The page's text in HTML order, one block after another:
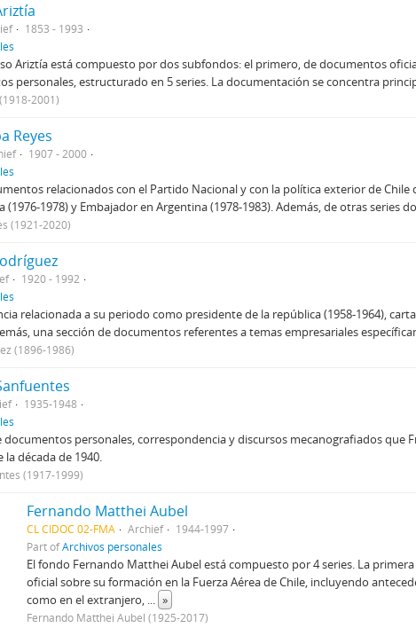
1853 - 1993
Ariztía está compuesto por dos subfondos: el primero, de documentos
personales, estructurado en 5 series. La documentación se concentra
2001)
Reyes
1907 - 2000
relacionados con el Partido Nacional y con la política exterior de Chile
(1976-1978) y Embajador en Argentina (1978-1983). Además, de otras series
(1921-2020)
1920 - 1992
relacionada a su periodo como presidente de la república (1958-1964),
una sección de documentos referentes a temas empresariales
(1896-1986)
1935-1948
documentos personales, correspondencia y discursos mecanografiados que
década de 1940.
(1917-1999)
Fernando Matthei Aubel
CL CIDOC 02-FMA Archief
1944-1997
Part ofArchivos personales
El fondo Fernando Matthei Aubel está compuesto por 4 series. La
oficial sobre su formación en la Fuerza Aérea de Chile, incluyendo
como en el extranjero, ... »
Fernando Matthei Aubel (1925-2017)